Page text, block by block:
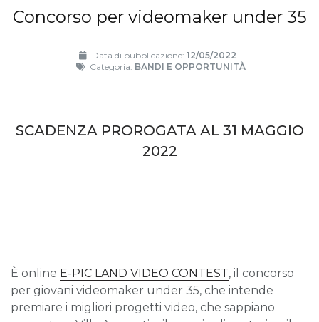
Concorso per videomaker under 35
Data di pubblicazione:12/05/2022
Categoria: BANDI E OPPORTUNITÀ
SCADENZA PROROGATA AL 31 MAGGIO
2022
È online E-PIC LAND VIDEO CONTEST, il concorso
per giovani videomaker under 35, che intende
premiare i migliori progetti video, che sappiano